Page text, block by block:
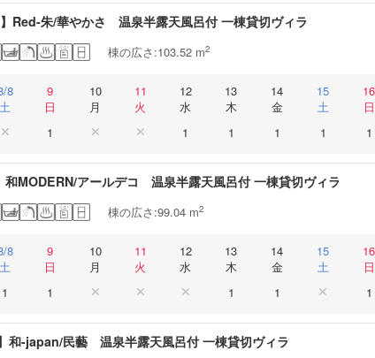
】Red-朱/華やかさ 温泉半露天風呂付 一棟貸切ヴィラ
棟の広さ:103.52 m2
8
土
9
日
10
月
11
火
12
水
13
木
14
金
15
土
16
日
1
1 1 1 1 1
和MODERN/アールデコ 温泉半露天風呂付 一棟貸切ヴィラ
棟の広さ:99.04 m2
8
土
9
日
10
月
11
火
12
水
13
木
14
金
15
土
16
日
1
1 1 1 1
】和-japan/民藝 温泉半露天風呂付 一棟貸切ヴィラ